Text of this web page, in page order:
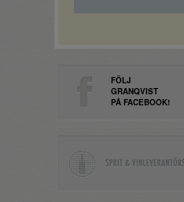
FÖLJ
GRANQVIST
PÅ FACEBOOK!